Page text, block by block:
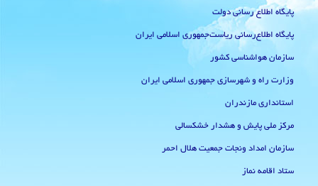
پایگاه اطلاع رسانی دولت
پایگاه اطلاع‌رسانی ریاست‌جمهوری اسلامی ایران
سازمان هواشناسی کشور
وزارت راه و شهرسازی جمهوری اسلامی ایران
استانداری مازندران
مرکز ملی پایش و هشدار خشکسالی
سازمان امداد ونجات جمعیت هلال احمر
ستاد اقامه نماز